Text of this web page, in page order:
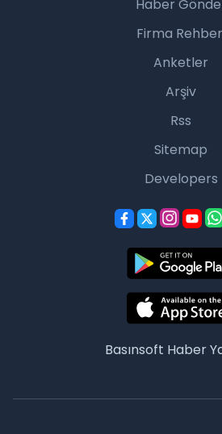
Haber
Firma
Anketler
Arşiv
Rss
Sitemap
Developers
Basınsoft Haber